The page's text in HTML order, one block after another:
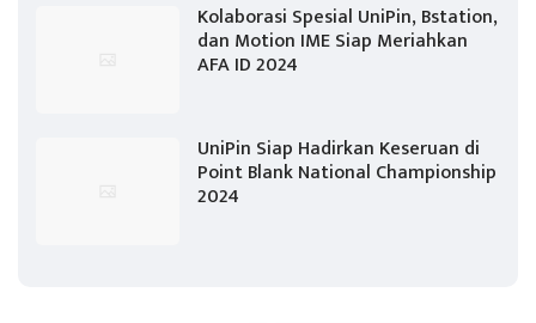
Kolaborasi Spesial UniPin, Bstation,
dan Motion IME Siap Meriahkan
AFA ID 2024
UniPin Siap Hadirkan Keseruan di
Point Blank National Championship
2024